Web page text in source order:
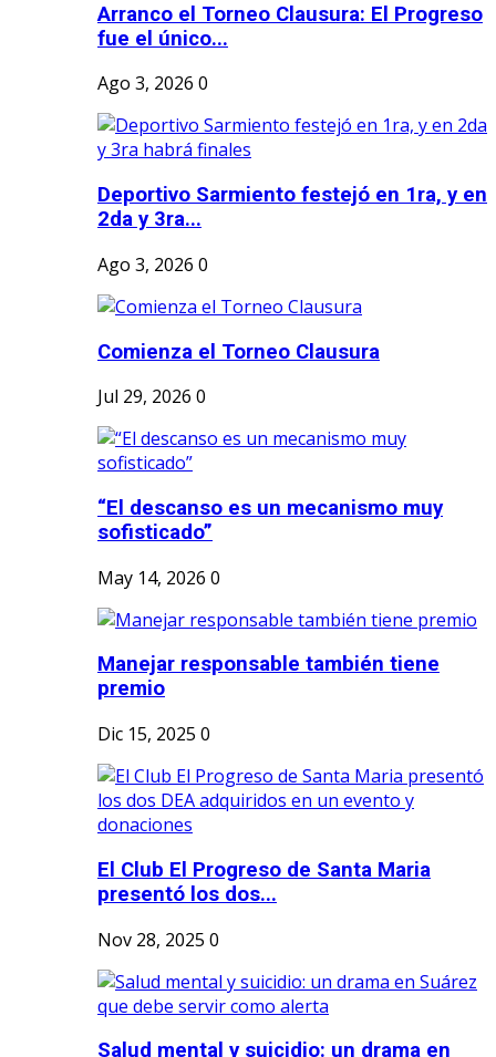
Arranco el Torneo Clausura: El Progreso
fue el único...
Ago 3, 2026 0
Deportivo Sarmiento festejó en 1ra, y en
2da y 3ra...
Ago 3, 2026 0
Comienza el Torneo Clausura
Jul 29, 2026 0
“El descanso es un mecanismo muy
sofisticado”
May 14, 2026 0
Manejar responsable también tiene
premio
Dic 15, 2025 0
El Club El Progreso de Santa Maria
presentó los dos...
Nov 28, 2025 0
Salud mental y suicidio: un drama en